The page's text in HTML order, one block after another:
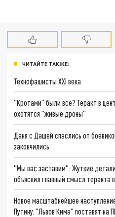
ЧИТАЙТЕ ТАКЖЕ:
Технофашисты XXI века
"Кротами" были все? Теракт в
охотятся "живые дроны"
Даня с Дашей спаслись от
закончились
"Мы вас заставим": Жуткие
объяснил главный смысл теракта
Новое масштабнейшее
Путину. "Львов Кима" поставят на